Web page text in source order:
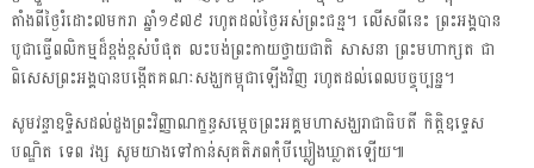
តាំងពីថ្ងៃរំដោះ៧មករា ឆ្នាំ១៩៧៩ រហូតដល់ថ្ងៃអស់ព្រះជន្ម។ លើសពីនេះ ព្រះអង្គបាន
បូជាធ្វើពលិកម្មដ៏ខ្ពង់ខ្ពស់បំផុត លះបង់ព្រះកាយថ្វាយជាតិ សាសនា ព្រះមហាក្សត ជា
ពិសេសព្រះអង្គបានបង្កើតគណៈសង្ឃកម្ពុជាឡើងវិញ រហូតដល់ពេលបច្ចុប្បន្ន។
សូមវន្ទាឧទ្ទិសដល់ដួងព្រះវិញ្ញាណក្ខន្ធសម្តេចព្រះអគ្គមហាសង្ឃរាជាធិបតី កិត្តិឧទ្ទេស
បណ្ឌិត ទេព វង្ស សូមយាងទៅកាន់សុគតិភពកុំបីឃ្លៀងឃ្លាតឡើយ៕